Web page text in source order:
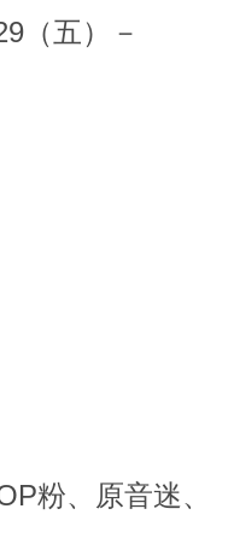
（五）－
粉、原音迷、